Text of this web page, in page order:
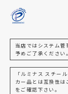
当店ではシステム管
予めご了承ください。
「ルミナス スチー
カー品とは互換性
をご確認下さい。